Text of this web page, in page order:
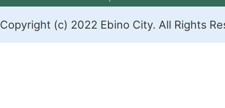
Copyright (c) 2022 Ebino City. All Rights